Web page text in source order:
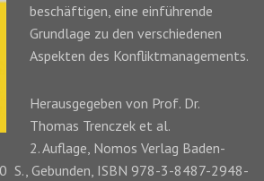
beschäftigen, eine einführende
Grundlage zu den verschiedenen
Aspekten des Konfliktmanagements.
Herausgegeben von Prof. Dr.
Thomas Trenczek et al.
2. Auflage, Nomos Verlag Baden-
S., Gebunden, ISBN 978-3-8487-2948-